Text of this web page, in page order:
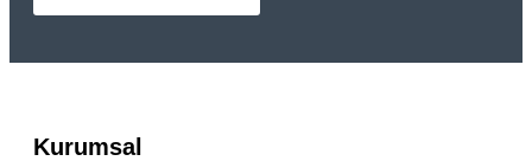
Kurumsal